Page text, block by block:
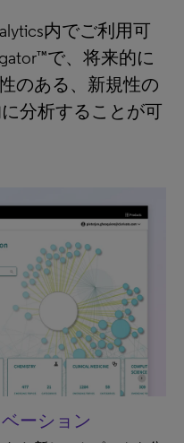
内でご利用可
で、将来的に
のある、新規性の
分析することが可
ーション